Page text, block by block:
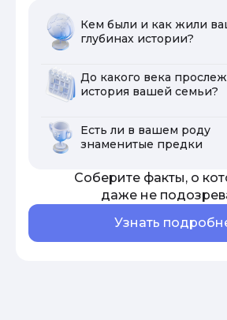
Кем были и как жили
глубинах истории?
До какого века
история вашей семьи?
Есть ли в вашем роду
знаменитые предки
Соберите факты, о
даже не
Узнать